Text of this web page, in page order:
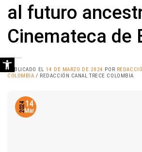
al futuro
Cinemateca de
PUBLICADO EL 14 DE MARZO DE 2024 POR
COLOMBIA / REDACCIÓN CANAL TRECE COLOMBIA
14
Mar
2024
Abrir barra de herramientas